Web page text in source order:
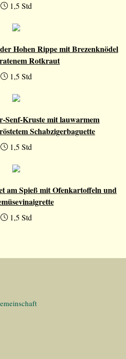
1,5 Std
Hohen Rippe mit Brezenknödel
Rotkraut
1,5 Std
Senf-Kruste mit lauwarmem
Schabzigerbaguette
1,5 Std
am Spieß mit Ofenkartoffeln und
1,5 Std